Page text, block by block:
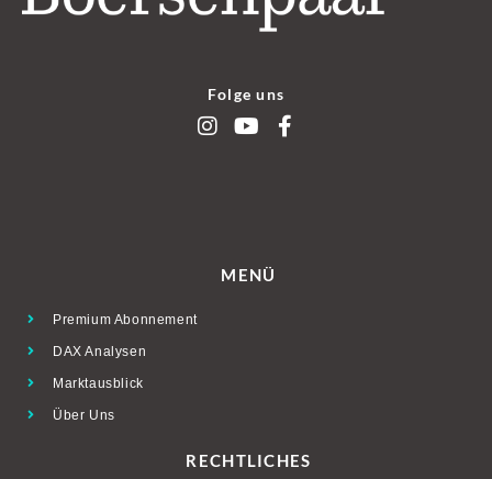
Folge uns
MENÜ
Premium Abonnement
DAX Analysen
Marktausblick
Über Uns
RECHTLICHES